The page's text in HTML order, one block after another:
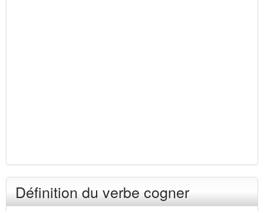
Définition du verbe cogner